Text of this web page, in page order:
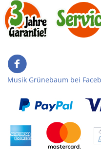
Musik Grünebaum bei